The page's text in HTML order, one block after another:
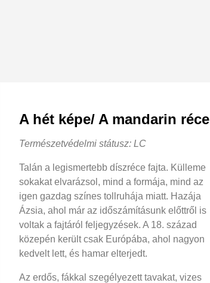
A hét képe/ A mandarin réce
Természetvédelmi státusz: LC
Talán a legismertebb díszréce fajta. Külleme
sokakat elvarázsol, mind a formája, mind az
igen gazdag színes tollruhája miatt. Hazája
Ázsia, ahol már az időszámításunk előttről is
voltak a fajtáról feljegyzések. A 18. század
közepén került csak Európába, ahol nagyon
kedvelt lett, és hamar elterjedt.
Az erdős, fákkal szegélyezett tavakat, vizes